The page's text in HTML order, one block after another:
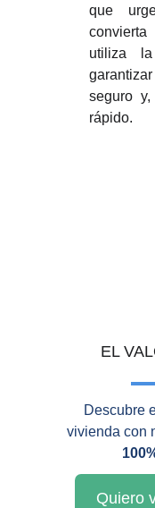
que
utiliza
seguro y,
rápido.
EL
Quiero
Descubre
vivienda con